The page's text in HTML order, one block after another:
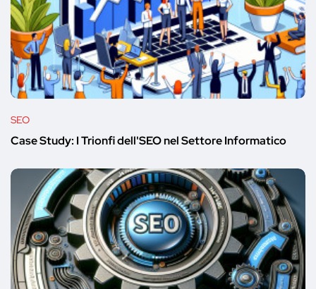
SEO
Case Study: I Trionfi dell'SEO nel Settore Informatico